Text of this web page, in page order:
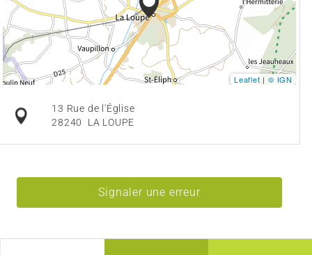
Leaflet | © IGN
13 Rue de l'Église
28240
LA LOUPE
Signaler une erreur